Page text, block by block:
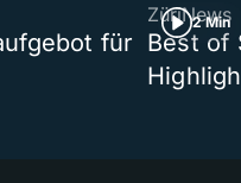
für
2 Min
ZüriNews
Best of